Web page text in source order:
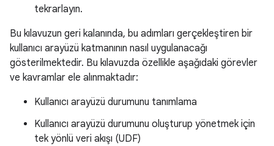
tekrarlayın.
Bu kılavuzun geri kalanında, bu adımları gerçekleştiren bir
kullanıcı arayüzü katmanının nasıl uygulanacağı
gösterilmektedir. Bu kılavuzda özellikle aşağıdaki görevler
ve kavramlar ele alınmaktadır:
Kullanıcı arayüzü durumunu tanımlama
Kullanıcı arayüzü durumunu oluşturup yönetmek için
tek yönlü veri akışı (UDF)